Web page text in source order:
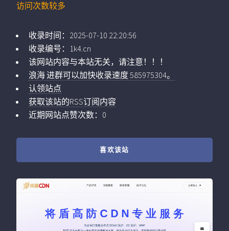
访问次数较多
收录时间： 2025-07-10 22:20:56
收录编号： 1k4.cn
该网站内容与本站无关，请注意！！！
浪海 进群可以加快收录速度 585975304。
认领站点
获取该站的RSS订阅内容
近期网站点赞次数：0
喜欢该站